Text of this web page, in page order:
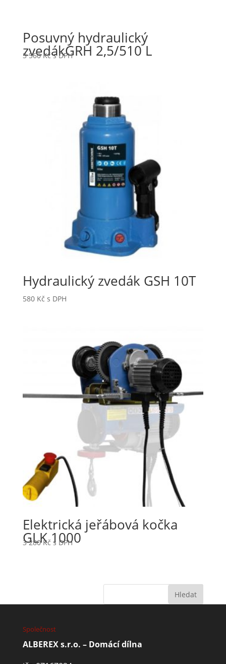
Posuvný hydraulický
zvedákGRH 2,5/510 L
3 560Kč s DPH
Hydraulický zvedák GSH 10T
580 Kč s DPH
Elektrická jeřábová kočka
GLK 1000
3 280Kč s DPH
Společnost
ALBEREX s.r.o. – Domácí dílna